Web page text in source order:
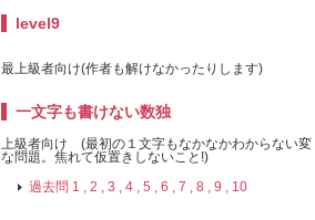
level9
最上級者向け(作者も解けなかったりします)
一文字も書けない数独
上級者向け (最初の１文字もなかなかわからない変
な問題。焦れて仮置きしないこと!)
過去問 1 , 2 , 3 , 4 , 5 , 6 , 7 , 8 , 9 , 10